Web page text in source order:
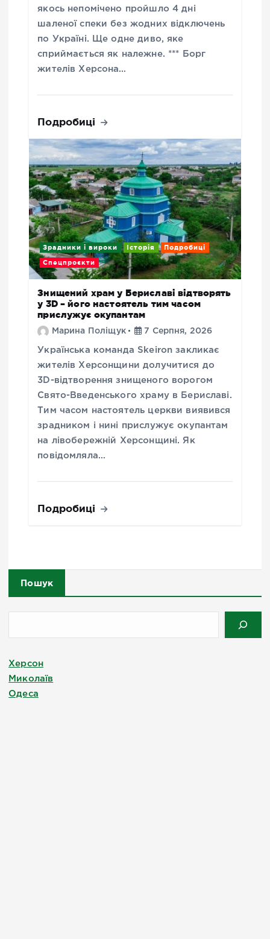
якось непомічено пройшло 4 дні
шаленої спеки без жодних відключень
по Україні. Ще одне диво, яке
сприймається як належне. *** Борг
жителів Херсона…
Подробиці
Зрадники і вироки Історія Подробиці
Спецпроєкти
Знищений храм у Бериславі відтворять
у 3D – його настоятель тим часом
прислужує окупантам
Марина Поліщук 7 Серпня, 2026
Українська команда Skeiron закликає
жителів Херсонщини долучитися до
3D-відтворення знищеного ворогом
Свято-Введенського храму в Бериславі.
Тим часом настоятель церкви виявився
зрадником і нині прислужує окупантам
на лівобережній Херсонщині. Як
повідомляла…
Подробиці
Пошук
Херсон
Миколаїв
Одеса